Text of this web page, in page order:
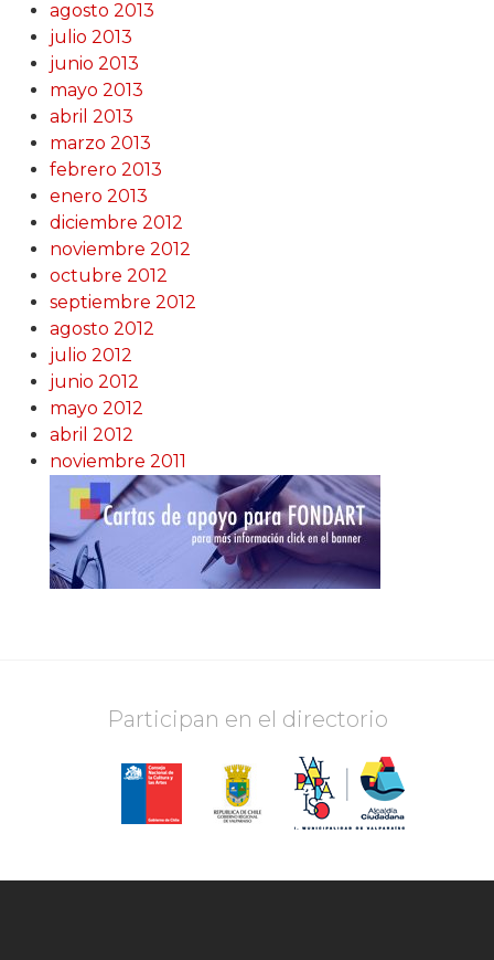
agosto 2013
julio 2013
junio 2013
mayo 2013
abril 2013
marzo 2013
febrero 2013
enero 2013
diciembre 2012
noviembre 2012
octubre 2012
septiembre 2012
agosto 2012
julio 2012
junio 2012
mayo 2012
abril 2012
noviembre 2011
Participan en el directorio